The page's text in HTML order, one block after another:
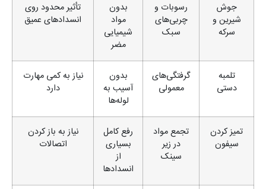
جوش
شیرین و
سرکه
رسوبات و
چربی‌های
سبک
بدون
مواد
شیمیایی
مضر
تأثیر محدود روی
انسدادهای عمیق
تلمبه
دستی
گرفتگی‌های
معمولی
بدون
آسیب به
لوله‌ها
نیاز به کمی مهارت
دارد
تمیز کردن
سیفون
تجمع مواد
در زیر
سینک
رفع کامل
بسیاری
از
انسدادها
نیاز به باز کردن
اتصالات